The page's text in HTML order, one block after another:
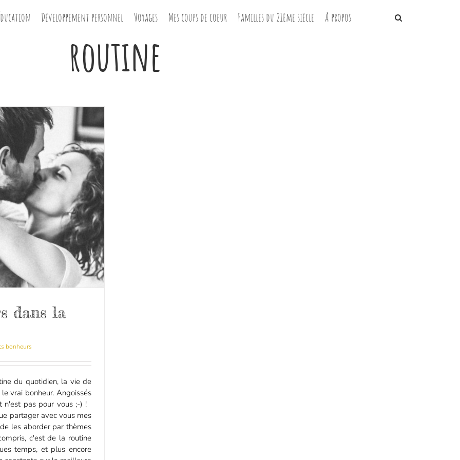
Développement personnel Voyages Mes coups de coeur Familles du 21ème siècle À propos
routine
dans la
bonheurs
du quotidien, la vie de
vrai bonheur. Angoissés
n'est pas pour vous ;-) !
partager avec vous mes
les aborder par thèmes
c'est de la routine
temps, et plus encore